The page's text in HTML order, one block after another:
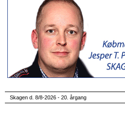
Skagen d. 8/8-2026 - 20. årgang